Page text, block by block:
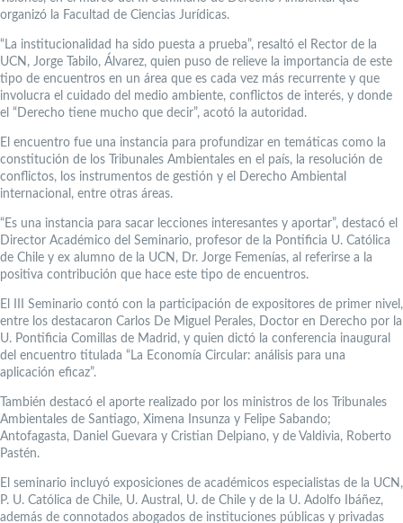
organizó la Facultad de Ciencias Jurídicas.
“La institucionalidad ha sido puesta a prueba”, resaltó el Rector de la
UCN, Jorge Tabilo, Álvarez, quien puso de relieve la importancia de este
tipo de encuentros en un área que es cada vez más recurrente y que
involucra el cuidado del medio ambiente, conflictos de interés, y donde
el “Derecho tiene mucho que decir”, acotó la autoridad.
El encuentro fue una instancia para profundizar en temáticas como la
constitución de los Tribunales Ambientales en el país, la resolución de
conflictos, los instrumentos de gestión y el Derecho Ambiental
internacional, entre otras áreas.
“Es una instancia para sacar lecciones interesantes y aportar”, destacó el
Director Académico del Seminario, profesor de la Pontificia U. Católica
de Chile y ex alumno de la UCN, Dr. Jorge Femenías, al referirse a la
positiva contribución que hace este tipo de encuentros.
El III Seminario contó con la participación de expositores de primer nivel,
entre los destacaron Carlos De Miguel Perales, Doctor en Derecho por la
U. Pontificia Comillas de Madrid, y quien dictó la conferencia inaugural
del encuentro titulada “La Economía Circular: análisis para una
aplicación eficaz”.
También destacó el aporte realizado por los ministros de los Tribunales
Ambientales de Santiago, Ximena Insunza y Felipe Sabando;
Antofagasta, Daniel Guevara y Cristian Delpiano, y de Valdivia, Roberto
Pastén.
El seminario incluyó exposiciones de académicos especialistas de la UCN,
P. U. Católica de Chile, U. Austral, U. de Chile y de la U. Adolfo Ibáñez,
además de connotados abogados de instituciones públicas y privadas